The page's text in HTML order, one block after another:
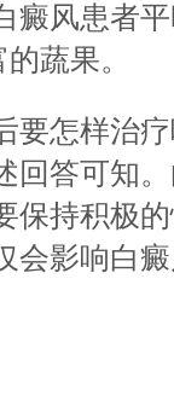
癜风患者
蔬果。
怎样治疗
回答可知
保持积极
会影响白